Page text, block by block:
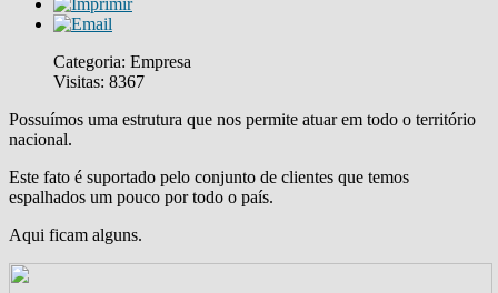
Categoria: Empresa
Visitas: 8367
Possuímos uma estrutura que nos permite atuar em todo o território
nacional.
Este fato é suportado pelo conjunto de clientes que temos
espalhados um pouco por todo o país.
Aqui ficam alguns.